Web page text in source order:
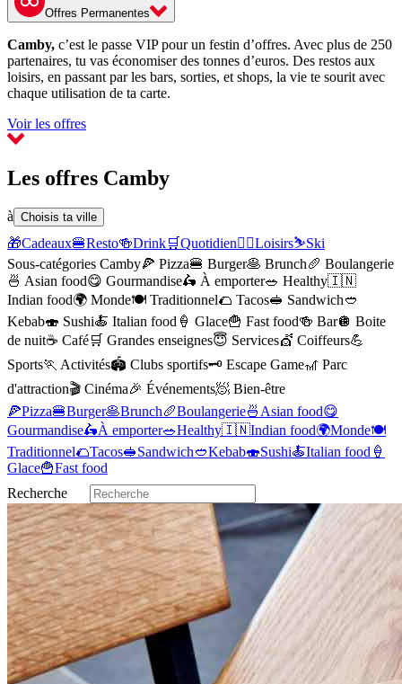
Offres Permanentes
Camby, c’est le passe VIP pour un festin d’offres. Avec plus de 250
partenaires, tu vas économiser des tonnes d’euros. Des restos aux
loisirs, en passant par les bars, sorties, et shops, la vie te sourit avec
chaque utilisation de ta carte.
Voir les offres
Les offres Camby
à Choisis ta ville
🎁Cadeaux🍔Resto🍻Drink🛒Quotidien🏃‍♂️Loisirs⛷️Ski
Sous-catégories Camby🍕 Pizza🍔 Burger🥞 Brunch🥖 Boulangerie
🍜 Asian food😋 Gourmandise🛵 À emporter🥗 Healthy🇮🇳
Indian food🌍 Monde🍽️ Traditionnel🌮 Tacos🥪 Sandwich🥙
Kebab🍣 Sushi🍝 Italian food 🍦 Glace🍟 Fast food🍻 Bar🪩 Boite
de nuit☕️ Café🛒 Grandes enseignes😇 Services💇 Coiffeurs💪
Sports🏃 Activités🏟️ Clubs sportifs🗝️ Escape Game🎢 Parc
d'attraction🎬 Cinéma🎉 Événements🧖 Bien-être
🍕Pizza🍔Burger🥞Brunch🥖Boulangerie🍜Asian food😋
Gourmandise🛵À emporter🥗Healthy🇮🇳Indian food🌍Monde🍽️
Traditionnel🌮Tacos🥪Sandwich🥙Kebab🍣Sushi🍝Italian food 🍦
Glace🍟Fast food
Recherche